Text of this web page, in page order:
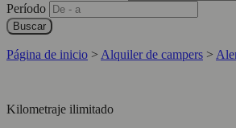
Período
Buscar
Página de inicio > Alquiler de campers >
Kilometraje ilimitado